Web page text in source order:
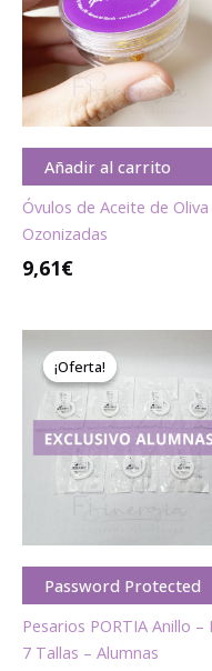
Añadir al carrito
Óvulos de Aceite de Oliva
Ozonizadas
9,61€
¡Oferta!
¡Oferta!
Password Protected
Pesarios PORTIA Anillo –
7 Tallas – Alumnas
precio
original
era:
118,18€.
es: